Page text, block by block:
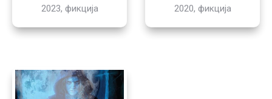
2023, фикција 2020, фикција